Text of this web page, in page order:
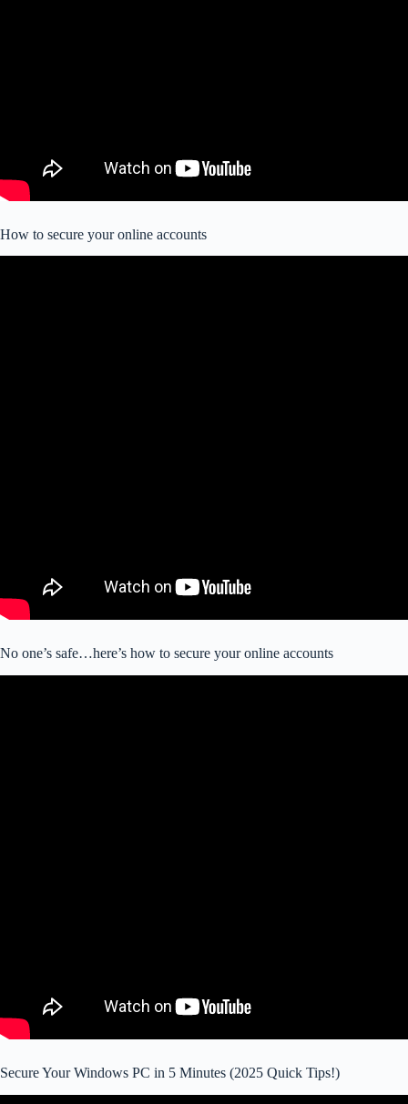
How to secure your online accounts
No one’s safe…here’s how to secure your online accounts
Secure Your Windows PC in 5 Minutes (2025 Quick Tips!)